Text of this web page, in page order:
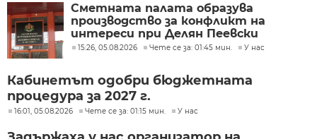
Сметната палата образува
производство за конфликт на
интереси при Делян Пеевски
15:26, 05.08.2026 Чете се за: 01:45 мин. У нас
Кабинетът одобри бюджетната
процедура за 2027 г.
16:01, 05.08.2026 Чете се за: 01:15 мин. У нас